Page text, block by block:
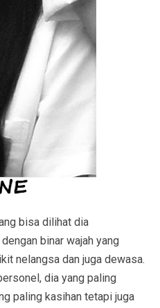
bisa dilihat dia
binar wajah yang
nelangsa dan juga dewasa.
dia yang paling
paling kasihan tetapi juga